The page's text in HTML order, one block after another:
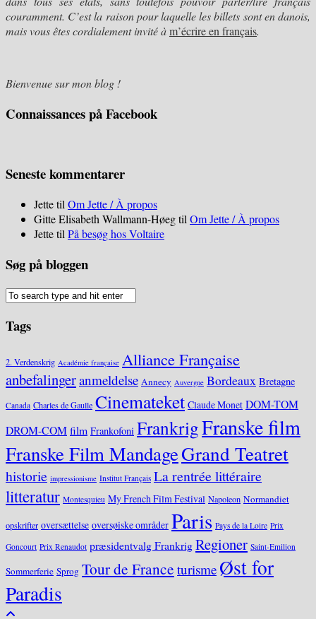
couramment. C’est la raison pour laquelle les billets sont en danois,
mais vous êtes cordialement invité àm’écrire en français.
Bienvenue sur mon blog !
Connaissances på Facebook
Seneste kommentarer
Jettetil Om Jette / À propos
Gitte Elisabeth Wallmann-Høegtil Om Jette / À propos
Jettetil På besøg hos Voltaire
Søg på bloggen
Tags
2. Verdenskrig Académie française Alliance Française
anbefalingeranmeldelse Annecy Auvergne Bordeaux Bretagne
Canada Charles de Gaulle Cinemateket Claude Monet DOM-TOM
DROM-COMfilm Frankofoni FrankrigFranske film
Franske Film MandageGrand Teatret
historie impressionisme Institut Français La rentrée littéraire
litteratur Montesquieu My French Film Festival Napoleon Normandiet
opskrifter oversættelse oversøiske områder Paris Pays de la Loire Prix
Goncourt Prix Renaudot præsidentvalg FrankrigRegioner Saint-Emilion
Sommerferie Sprog Tour de France turisme Øst for
Paradis